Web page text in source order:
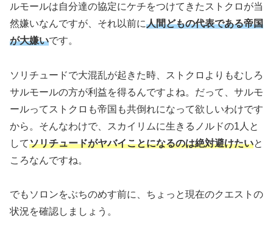
ルモールは自分達の協定にケチをつけてきたストクロが当
然嫌いなんですが、それ以前に人間どもの代表である帝国
が大嫌いです。
ソリチュードで大混乱が起きた時、ストクロよりもむしろ
サルモールの方が利益を得るんですよね。だって、サルモ
ールってストクロも帝国も共倒れになって欲しいわけです
から。そんなわけで、スカイリムに生きるノルドの1人と
してソリチュードがヤバイことになるのは絶対避けたいと
ころなんですね。
でもソロンをぶちのめす前に、ちょっと現在のクエストの
状況を確認しましょう。